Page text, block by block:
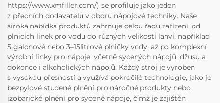
https://www.xmfiller.com/) se profiluje jako jeden
z předních dodavatelů v oboru nápojové techniky. Naše
široká nabídka produktů zahrnuje celou řadu zařízení, od
plnicích linek pro vodu do různých velikostí lahví, například
5 galonové nebo 3–15litrové plničky vody, až po komplexní
výrobní linky pro nápoje, včetně sycených nápojů, džusů a
dokonce i alkoholických nápojů. Každý stroj je vyroben
s vysokou přesností a využívá pokročilé technologie, jako je
bezpylové studené plnění pro náročné produkty nebo
izobarické plnění pro sycené nápoje, čímž je zajištěn